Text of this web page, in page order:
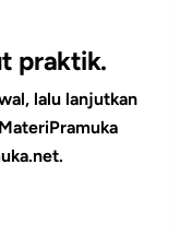
praktik.
lalu lanjutkan